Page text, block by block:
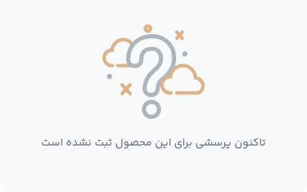
تاکنون پرسشی برای این محصول ثبت نشده است